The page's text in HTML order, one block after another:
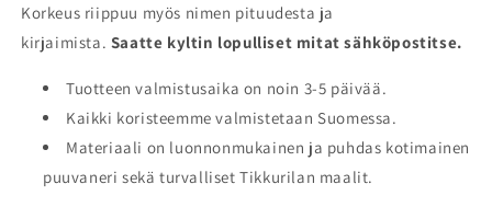
Korkeus riippuu myös nimen pituudesta ja
kirjaimista. Saatte kyltin lopulliset mitat sähköpostitse.
Tuotteen valmistusaika on noin 3-5 päivää.
Kaikki koristeemme valmistetaan Suomessa.
Materiaali on luonnonmukainen ja puhdas kotimainen
puuvaneri sekä turvalliset Tikkurilan maalit.